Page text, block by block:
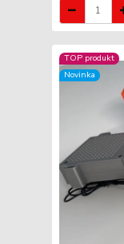
TOP produkt
Novinka